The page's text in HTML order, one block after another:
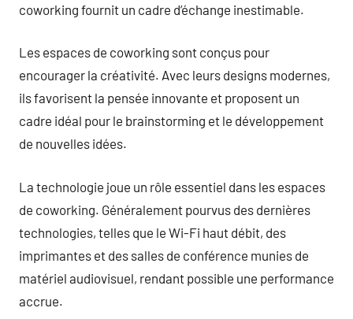
coworking fournit un cadre d’échange inestimable.
Les espaces de coworking sont conçus pour
encourager la créativité. Avec leurs designs modernes,
ils favorisent la pensée innovante et proposent un
cadre idéal pour le brainstorming et le développement
de nouvelles idées.
La technologie joue un rôle essentiel dans les espaces
de coworking. Généralement pourvus des dernières
technologies, telles que le Wi-Fi haut débit, des
imprimantes et des salles de conférence munies de
matériel audiovisuel, rendant possible une performance
accrue.